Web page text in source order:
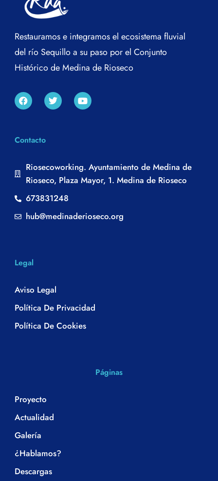
Restauramos e integramos el ecosistema fluvial
del río Sequillo a su paso por el Conjunto
Histórico de Medina de Rioseco
Contacto
Riosecoworking. Ayuntamiento de Medina de
Rioseco, Plaza Mayor, 1. Medina de Rioseco
673831248
hub@medinaderioseco.org
Legal
Aviso Legal
Política De Privacidad
Política De Cookies
Páginas
Proyecto
Actualidad
Galería
¿Hablamos?
Descargas